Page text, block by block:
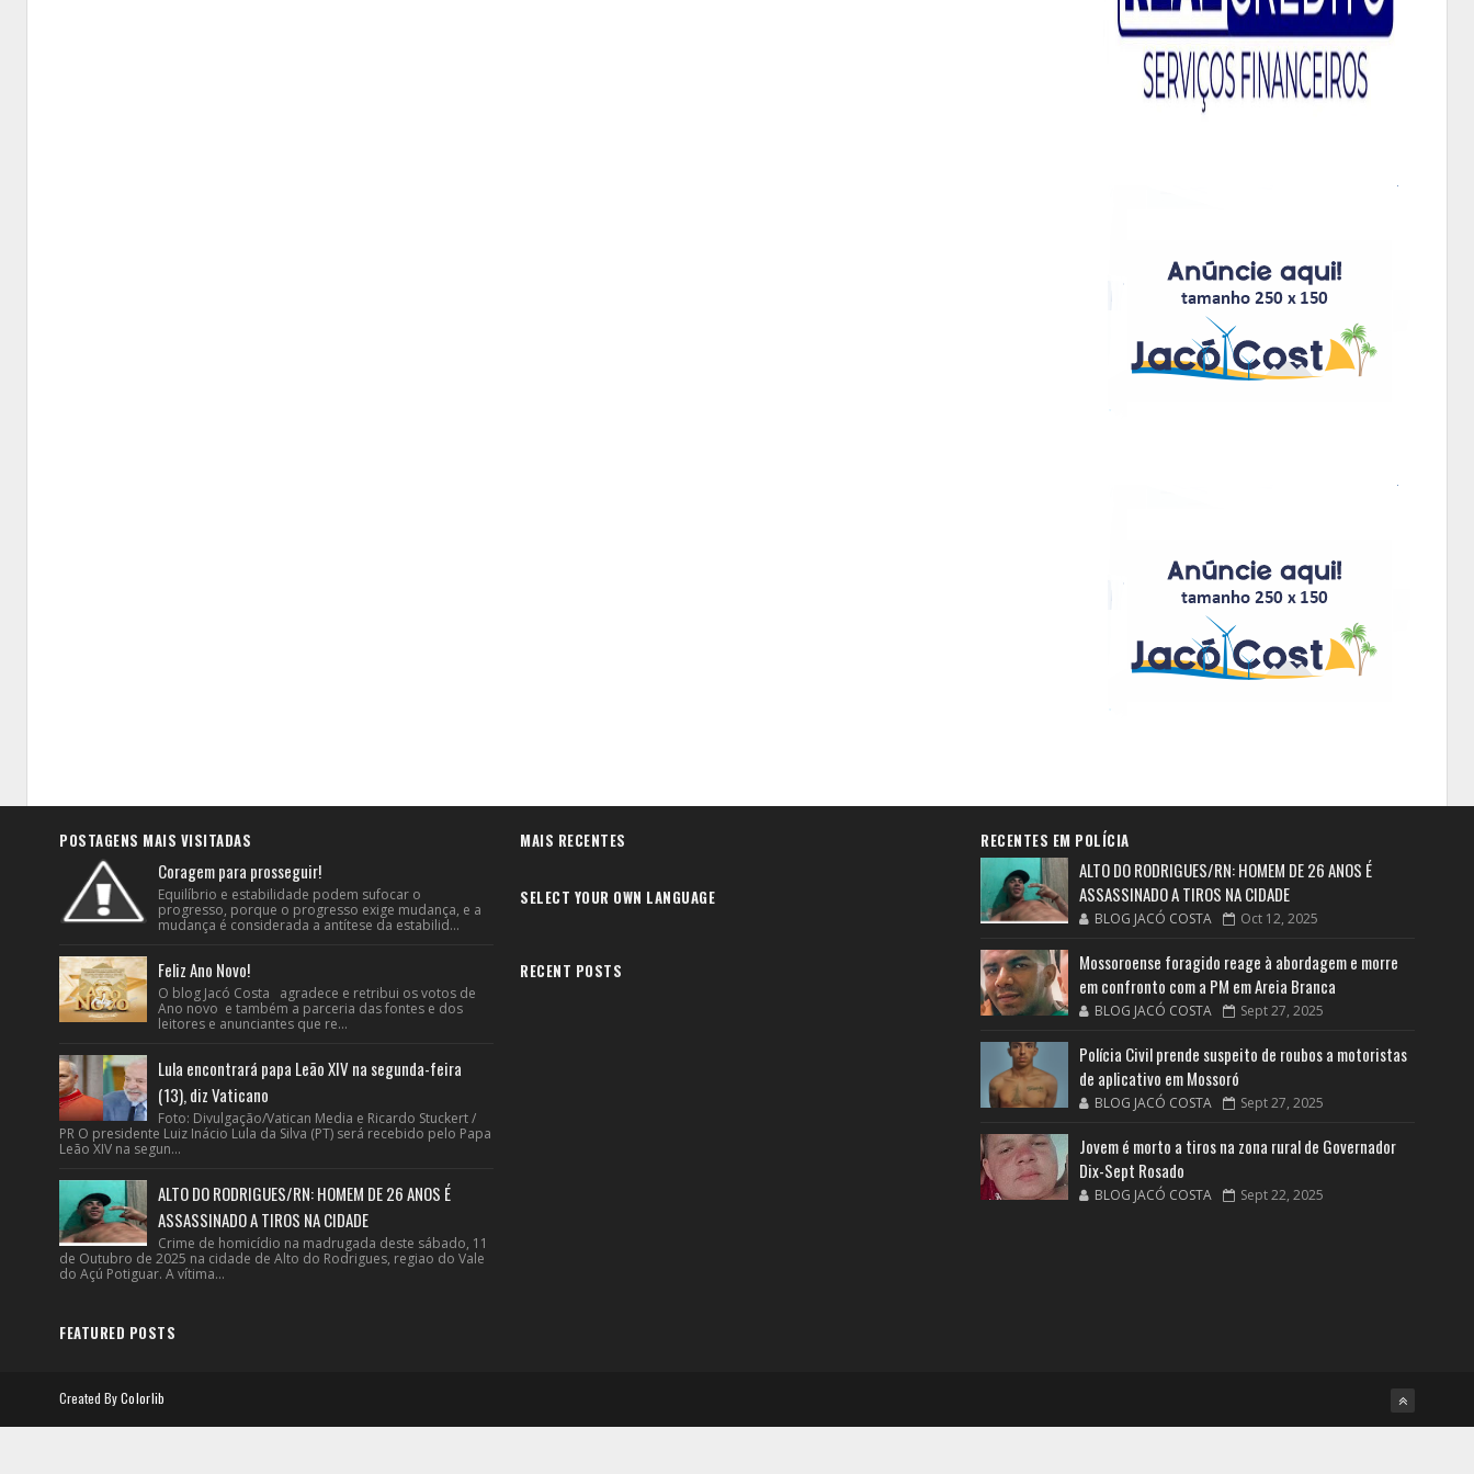
POSTAGENS MAIS VISITADAS
Coragem para prosseguir!
Equilíbrio e estabilidade podem sufocar o
progresso, porque o progresso exige mudança, e a
mudança é considerada a antítese da estabilid...
Feliz Ano Novo!
O blog Jacó Costa agradece e retribui os votos de
Ano novo e também a parceria das fontes e dos
leitores e anunciantes que re...
Lula encontrará papa Leão XIV na segunda-feira
(13), diz Vaticano
Foto: Divulgação/Vatican Media e Ricardo Stuckert /
PR O presidente Luiz Inácio Lula da Silva (PT) será recebido pelo Papa
Leão XIV na segun...
ALTO DO RODRIGUES/RN: HOMEM DE 26 ANOS É
ASSASSINADO A TIROS NA CIDADE
Crime de homicídio na madrugada deste sábado, 11
de Outubro de 2025 na cidade de Alto do Rodrigues, regiao do Vale
do Açú Potiguar. A vítima...
FEATURED POSTS
MAIS RECENTES
SELECT YOUR OWN LANGUAGE
RECENT POSTS
RECENTES EM POLÍCIA
ALTO DO RODRIGUES/RN: HOMEM DE 26 ANOS É
ASSASSINADO A TIROS NA CIDADE
BLOG JACÓ COSTA Oct 12, 2025
Mossoroense foragido reage à abordagem e morre
em confronto com a PM em Areia Branca
BLOG JACÓ COSTA Sept 27, 2025
Polícia Civil prende suspeito de roubos a motoristas
de aplicativo em Mossoró
BLOG JACÓ COSTA Sept 27, 2025
Jovem é morto a tiros na zona rural de Governador
Dix-Sept Rosado
BLOG JACÓ COSTA Sept 22, 2025
Created ByColorlib